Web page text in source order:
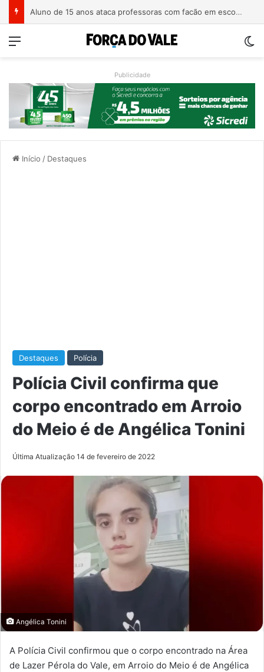
Homem é preso com revólver de numeração raspada em Teutônia
Menu
Publicidade
Início / Destaques
Destaques Polícia
Polícia Civil confirma que
corpo encontrado em Arroio
do Meio é de Angélica Tonini
Última Atualização 14 de fevereiro de 2022
Angélica Tonini
A Polícia Civil confirmou que o corpo encontrado na Área
de Lazer Pérola do Vale, em Arroio do Meio é de Angélica